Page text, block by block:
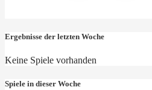
Ergebnisse der letzten Woche
Keine Spiele vorhanden
Spiele in dieser Woche